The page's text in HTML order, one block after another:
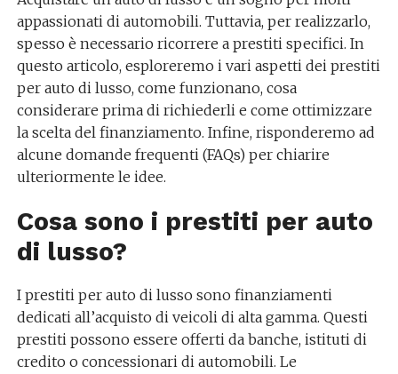
appassionati di automobili. Tuttavia, per realizzarlo,
spesso è necessario ricorrere a prestiti specifici. In
questo articolo, esploreremo i vari aspetti dei prestiti
per auto di lusso, come funzionano, cosa
considerare prima di richiederli e come ottimizzare
la scelta del finanziamento. Infine, risponderemo ad
alcune domande frequenti (FAQs) per chiarire
ulteriormente le idee.
Cosa sono i prestiti per auto
di lusso?
I prestiti per auto di lusso sono finanziamenti
dedicati all’acquisto di veicoli di alta gamma. Questi
prestiti possono essere offerti da banche, istituti di
credito o concessionari di automobili. Le